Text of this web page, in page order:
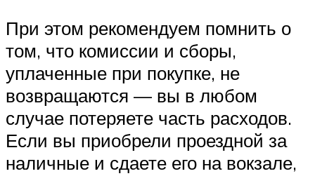
При этом рекомендуем помнить о
том, что комиссии и сборы,
уплаченные при покупке, не
возвращаются — вы в любом
случае потеряете часть расходов.
Если вы приобрели проездной за
наличные и сдаете его на вокзале,